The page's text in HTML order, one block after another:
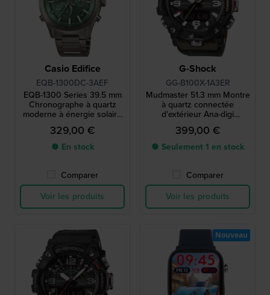
Casio Edifice
EQB-1300DC-3AEF
EQB-1300 Series 39.5 mm
Chronographe à quartz
moderne à énergie solaire
avec liaison smartphone
329,00 €
● En stock
Comparer
Voir les produits
G-Shock
GG-B100X-1A3ER
Mudmaster 51.3 mm Montre
à quartz connectée
d'extérieur Ana-digi
résistante à la boue
399,00 €
● Seulement 1 en stock
Comparer
Voir les produits
Nouveau